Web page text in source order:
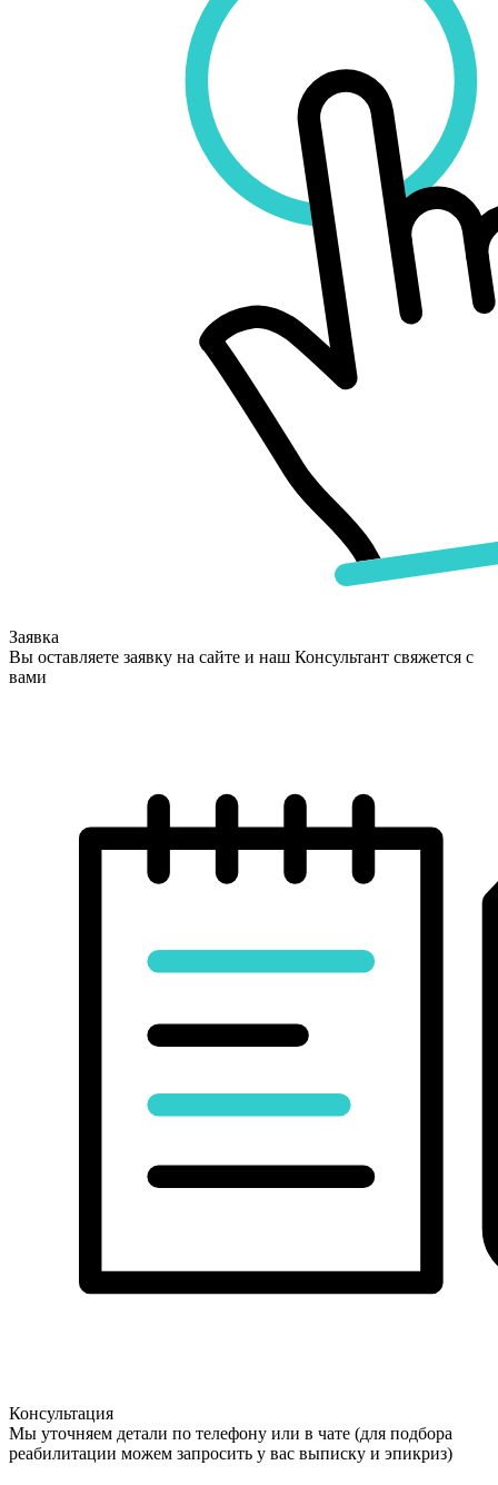
Заявка
Вы оставляете заявку на сайте и наш Консультант свяжется с
вами
Консультация
Мы уточняем детали по телефону или в чате (для подбора
реабилитации можем запросить у вас выписку и эпикриз)